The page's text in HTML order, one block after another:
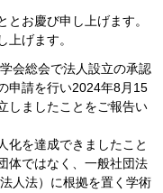
お慶び申し上げます。
げます。
会総会で法人設立の承認
申請を行い2024年8月15
しましたことをご報告い
を達成できましたこと
体ではなく、一般社団法
人法）に根拠を置く学術